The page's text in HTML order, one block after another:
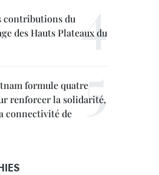
contributions du
des Hauts Plateaux du
formule quatre
renforcer la solidarité,
connectivité de